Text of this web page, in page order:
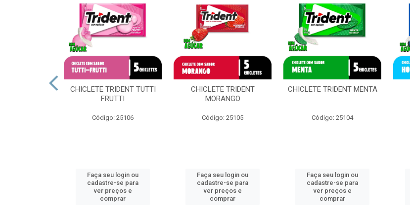
CHICLETE TRIDENT TUTTI
FRUTTI
Código: 25106
Faça seu login ou
cadastre-se para
ver preços e
comprar
CHICLETE TRIDENT
MORANGO
Código: 25105
Faça seu login ou
cadastre-se para
ver preços e
comprar
CHICLETE TRIDENT MENTA
Código: 25104
Faça seu login ou
cadastre-se para
ver preços e
comprar